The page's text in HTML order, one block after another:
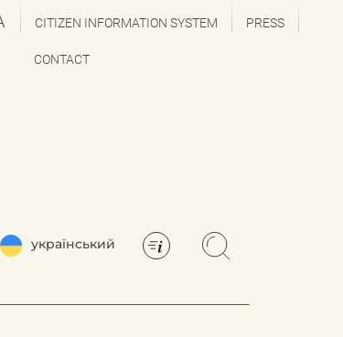
CITIZEN INFORMATION SYSTEM PRESS
CONTACT
український